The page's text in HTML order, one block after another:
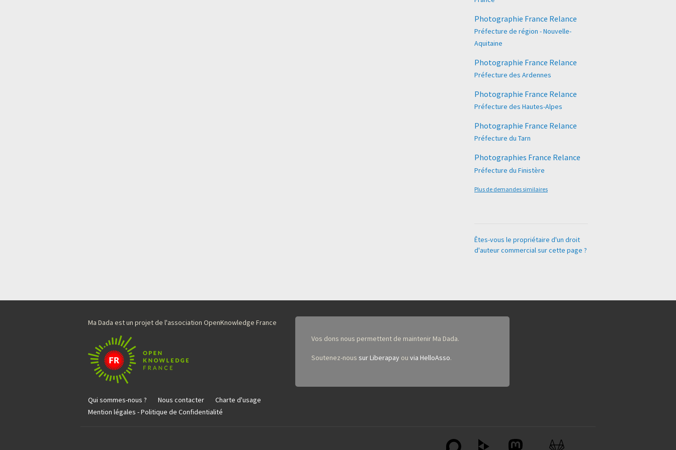
Photographie France Relance
Préfecture de région - Nouvelle-
Aquitaine
Photographie France Relance
Préfecture des Ardennes
Photographie France Relance
Préfecture des Hautes-Alpes
Photographie France Relance
Préfecture du Tarn
Photographies France Relance
Préfecture du Finistère
Plus de demandes similaires
Êtes-vous le propriétaire d'un droit
d'auteur commercial sur cette page ?
Ma Dada est un projet de l'association OpenKnowledge France
Qui sommes-nous ? Nous contacter
Charte d'usage
Mention légales - Politique de Confidentialité
Vos dons nous permettent de maintenir Ma Dada.
Soutenez-nous sur Liberapayou via HelloAsso.